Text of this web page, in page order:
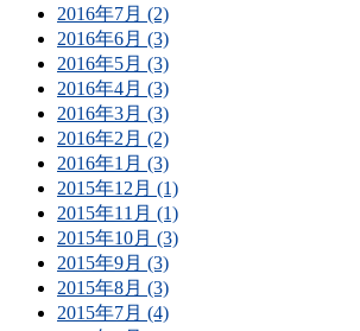
2016年7月 (2)
2016年6月 (3)
2016年5月 (3)
2016年4月 (3)
2016年3月 (3)
2016年2月 (2)
2016年1月 (3)
2015年12月 (1)
2015年11月 (1)
2015年10月 (3)
2015年9月 (3)
2015年8月 (3)
2015年7月 (4)